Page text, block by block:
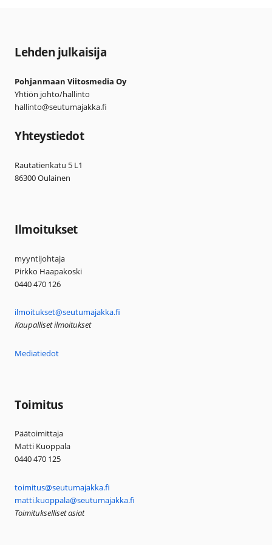
Lehden julkaisija
Pohjanmaan Viitosmedia Oy
Yhtiön johto/hallinto
hallinto@seutumajakka.fi
Yhteystiedot
Rautatienkatu 5 L1
86300 Oulainen
Ilmoitukset
myyntijohtaja
Pirkko Haapakoski
0440 470 126
ilmoitukset@seutumajakka.fi
Kaupalliset ilmoitukset
Mediatiedot
Toimitus
Päätoimittaja
Matti Kuoppala
0440 470 125
toimitus@seutumajakka.fi
matti.kuoppala@seutumajakka.fi
Toimitukselliset asiat